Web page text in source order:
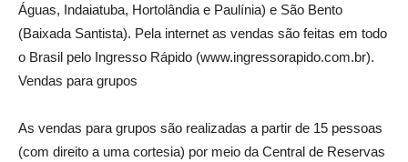
Águas, Indaiatuba, Hortolândia e Paulínia) e São Bento
(Baixada Santista). Pela internet as vendas são feitas em todo
o Brasil pelo Ingresso Rápido (www.ingressorapido.com.br).
Vendas para grupos
As vendas para grupos são realizadas a partir de 15 pessoas
(com direito a uma cortesia) por meio da Central de Reservas